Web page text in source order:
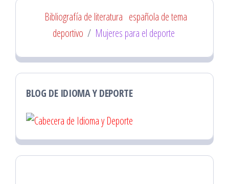
Bibliografía de literatura española de tema
deportivo / Mujeres para el deporte
BLOG DE IDIOMA Y DEPORTE